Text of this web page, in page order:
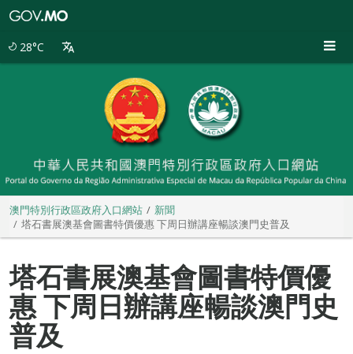
28°C
澳門特別行政區政府入口網站
新聞
塔石書展澳基會圖書特價優惠 下周日辦講座暢談澳門史普及
塔石書展澳基會圖書特價優
惠 下周日辦講座暢談澳門史
普及